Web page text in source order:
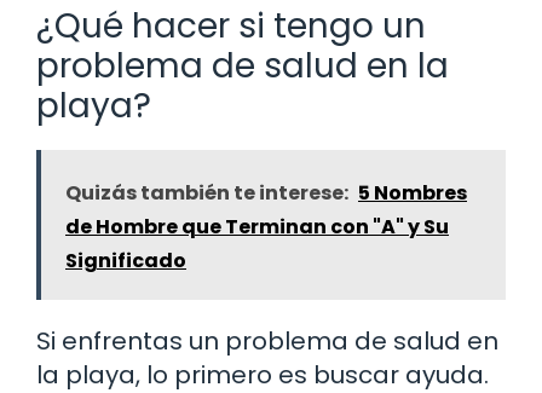
¿Qué hacer si tengo un
problema de salud en la
playa?
Quizás también te interese: 5 Nombres
de Hombre que Terminan con "A" y Su
Significado
Si enfrentas un problema de salud en
la playa, lo primero es buscar ayuda.